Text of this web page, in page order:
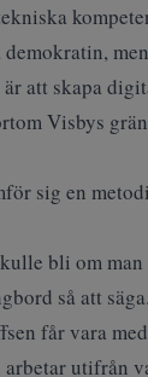
att skapa
Visbys
sig en
bli om man
så att
får vara
utifrån